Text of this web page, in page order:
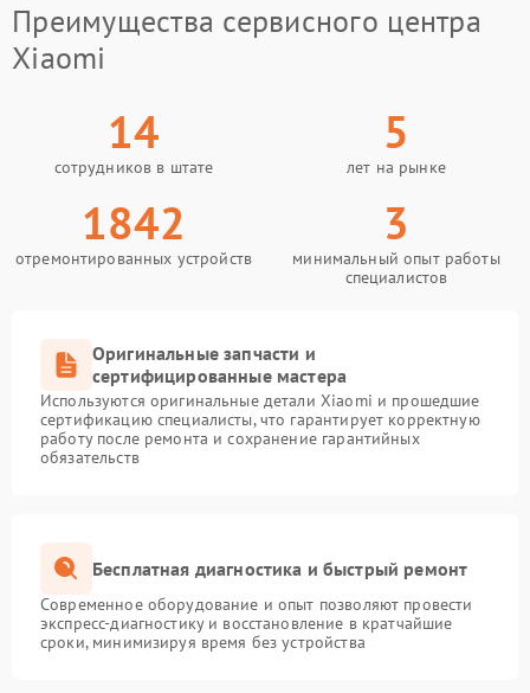
Преимущества сервисного центра
Xiaomi
14
сотрудников в штате
5
лет на рынке
1842
отремонтированных устройств
3
минимальный опыт работы
специалистов
Оригинальные запчасти и
сертифицированные мастера
Используются оригинальные детали Xiaomi и прошедшие
сертификацию специалисты, что гарантирует корректную
работу после ремонта и сохранение гарантийных
обязательств
Бесплатная диагностика и быстрый ремонт
Современное оборудование и опыт позволяют провести
экспресс-диагностику и восстановление в кратчайшие
сроки, минимизируя время без устройства